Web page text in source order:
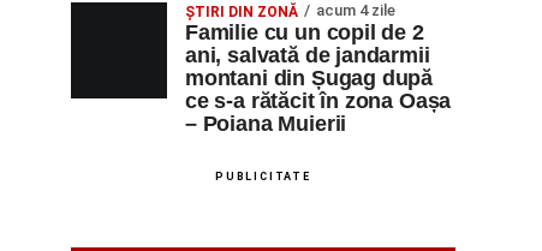
ȘTIRI DIN ZONĂ acum 4 zile
Familie cu un copil de 2
ani, salvată de jandarmii
montani din Șugag după
ce s-a rătăcit în zona Oașa
– Poiana Muierii
PUBLICITATE